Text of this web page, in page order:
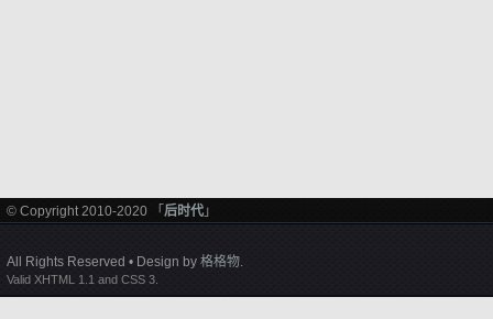
© Copyright 2010-2020 「 后时代 」
All Rights Reserved • Design by 格格物.
Valid XHTML 1.1 and CSS 3.